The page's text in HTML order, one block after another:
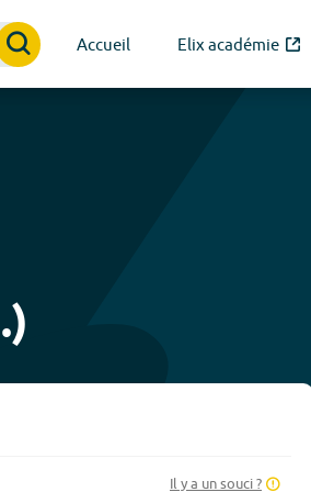
Accueil Elix académie
Il y a un souci ?